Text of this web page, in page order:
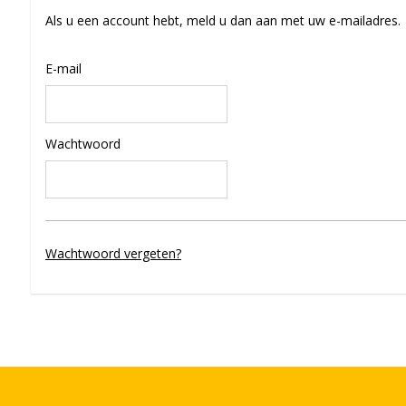
Als u een account hebt, meld u dan aan met uw e-mailadres.
E-mail
Wachtwoord
Wachtwoord vergeten?